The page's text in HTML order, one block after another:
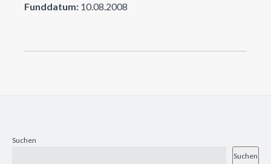
Funddatum: 10.08.2008
Suchen
Suchen